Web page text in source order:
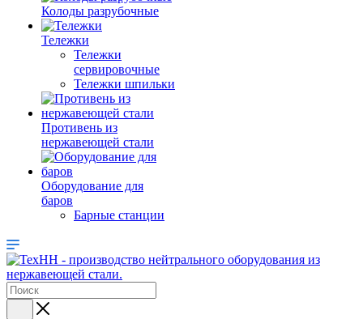
Колоды разрубочные
Тележки
Тележки
сервировочные
Тележки шпильки
Противень из
нержавеющей стали
Оборудование для
баров
Барные станции